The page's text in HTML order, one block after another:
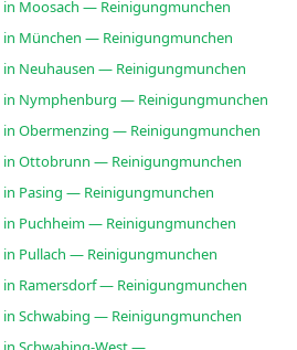
Moosach — Reinigungmunchen
München — Reinigungmunchen
Neuhausen — Reinigungmunchen
Nymphenburg — Reinigungmunchen
Obermenzing — Reinigungmunchen
Ottobrunn — Reinigungmunchen
Pasing — Reinigungmunchen
Puchheim — Reinigungmunchen
Pullach — Reinigungmunchen
Ramersdorf — Reinigungmunchen
Schwabing — Reinigungmunchen